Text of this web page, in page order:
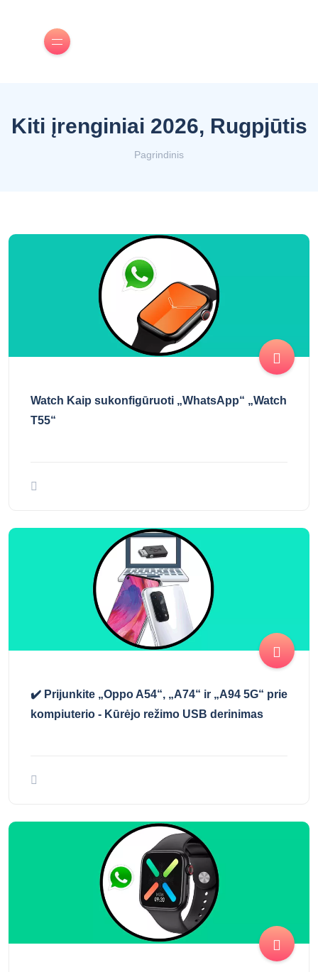
Kiti įrenginiai 2026, Rugpjūtis
Pagrindinis
Watch Kaip sukonfigūruoti „WhatsApp“ „Watch
T55“
✔️ Prijunkite „Oppo A54“, „A74“ ir „A94 5G“ prie
kompiuterio - Kūrėjo režimo USB derinimas